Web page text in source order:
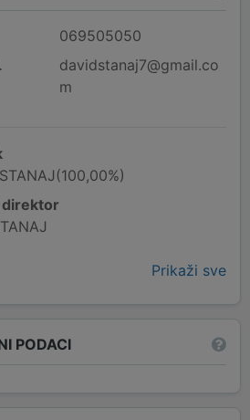
069505050
davidstanaj7@gmail.co
m
Prikaži sve
PODACI